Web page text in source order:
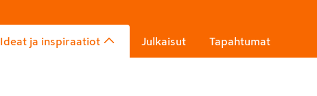
Ideat ja inspiraatiot Julkaisut Tapahtumat